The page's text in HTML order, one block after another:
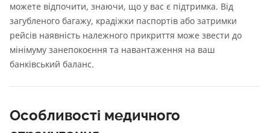
можете відпочити, знаючи, що у вас є підтримка. Від
загубленого багажу, крадіжки паспортів або затримки
рейсів наявність належного прикриття може звести до
мінімуму занепокоєння та навантаження на ваш
банківський баланс.
Особливості медичного